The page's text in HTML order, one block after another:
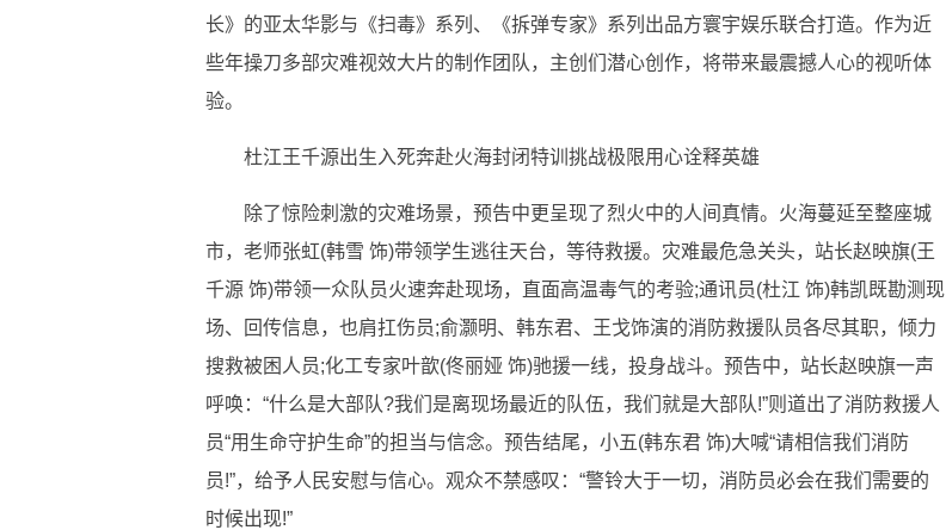
长》的亚太华影与《扫毒》系列、《拆弹专家》系列出品方寰宇娱乐联合打造。作为近
些年操刀多部灾难视效大片的制作团队，主创们潜心创作，将带来最震撼人心的视听体
验。
杜江王千源出生入死奔赴火海封闭特训挑战极限用心诠释英雄
除了惊险刺激的灾难场景，预告中更呈现了烈火中的人间真情。火海蔓延至整座城
市，老师张虹(韩雪 饰)带领学生逃往天台，等待救援。灾难最危急关头，站长赵映旗(王
千源 饰)带领一众队员火速奔赴现场，直面高温毒气的考验;通讯员(杜江 饰)韩凯既勘测现
场、回传信息，也肩扛伤员;俞灏明、韩东君、王戈饰演的消防救援队员各尽其职，倾力
搜救被困人员;化工专家叶歆(佟丽娅 饰)驰援一线，投身战斗。预告中，站长赵映旗一声
呼唤：“什么是大部队?我们是离现场最近的队伍，我们就是大部队!”则道出了消防救援人
员“用生命守护生命”的担当与信念。预告结尾，小五(韩东君 饰)大喊“请相信我们消防
员!”，给予人民安慰与信心。观众不禁感叹：“警铃大于一切，消防员必会在我们需要的
时候出现!”